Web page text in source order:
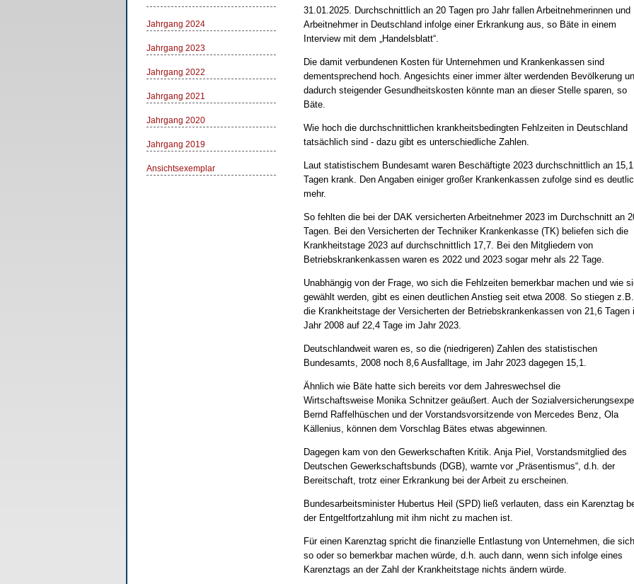
Jahrgang 2024
Jahrgang 2023
Jahrgang 2022
Jahrgang 2021
Jahrgang 2020
Jahrgang 2019
Ansichtsexemplar
31.01.2025. Durchschnittlich an 20 Tagen pro Jahr fallen Arbeitnehmerinnen und
Arbeitnehmer in Deutschland infolge einer Erkrankung aus, so Bäte in einem
Interview mit dem „Handelsblatt“.
Die damit verbundenen Kosten für Unternehmen und Krankenkassen sind
dementsprechend hoch. Angesichts einer immer älter werdenden Bevölkerung
dadurch steigender Gesundheitskosten könnte man an dieser Stelle sparen, so
Bäte.
Wie hoch die durchschnittlichen krankheitsbedingten Fehlzeiten in Deutschland
tatsächlich sind - dazu gibt es unterschiedliche Zahlen.
Laut statistischem Bundesamt waren Beschäftigte 2023 durchschnittlich an 15,1
Tagen krank. Den Angaben einiger großer Krankenkassen zufolge sind es
mehr.
So fehlten die bei der DAK versicherten Arbeitnehmer 2023 im Durchschnitt an
Tagen. Bei den Versicherten der Techniker Krankenkasse (TK) beliefen sich die
Krankheitstage 2023 auf durchschnittlich 17,7. Bei den Mitgliedern von
Betriebskrankenkassen waren es 2022 und 2023 sogar mehr als 22 Tage.
Unabhängig von der Frage, wo sich die Fehlzeiten bemerkbar machen und wie
gewählt werden, gibt es einen deutlichen Anstieg seit etwa 2008. So stiegen z.B.
die Krankheitstage der Versicherten der Betriebskrankenkassen von 21,6 Tagen
Jahr 2008 auf 22,4 Tage im Jahr 2023.
Deutschlandweit waren es, so die (niedrigeren) Zahlen des statistischen
Bundesamts, 2008 noch 8,6 Ausfalltage, im Jahr 2023 dagegen 15,1.
Ähnlich wie Bäte hatte sich bereits vor dem Jahreswechsel die
Wirtschaftsweise Monika Schnitzer geäußert. Auch der
Bernd Raffelhüschen und der Vorstandsvorsitzende von Mercedes Benz, Ola
Källenius, können dem Vorschlag Bätes etwas abgewinnen.
Dagegen kam von den Gewerkschaften Kritik. Anja Piel, Vorstandsmitglied des
Deutschen Gewerkschaftsbunds (DGB), warnte vor „Präsentismus“, d.h. der
Bereitschaft, trotz einer Erkrankung bei der Arbeit zu erscheinen.
Bundesarbeitsminister Hubertus Heil (SPD) ließ verlauten, dass ein Karenztag
der Entgeltfortzahlung mit ihm nicht zu machen ist.
Für einen Karenztag spricht die finanzielle Entlastung von Unternehmen, die sich
so oder so bemerkbar machen würde, d.h. auch dann, wenn sich infolge eines
Karenztags an der Zahl der Krankheitstage nichts ändern würde.